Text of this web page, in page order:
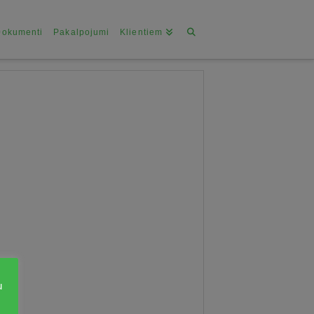
Pakalpojumi Klientiem